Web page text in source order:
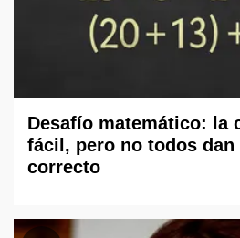
Desafío matemático: la
fácil, pero no todos
correcto